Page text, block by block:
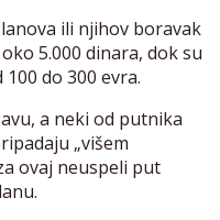
ili njihov boravak
5.000 dinara, dok su
do 300 evra.
a neki od putnika
„višem
ovaj neuspeli put